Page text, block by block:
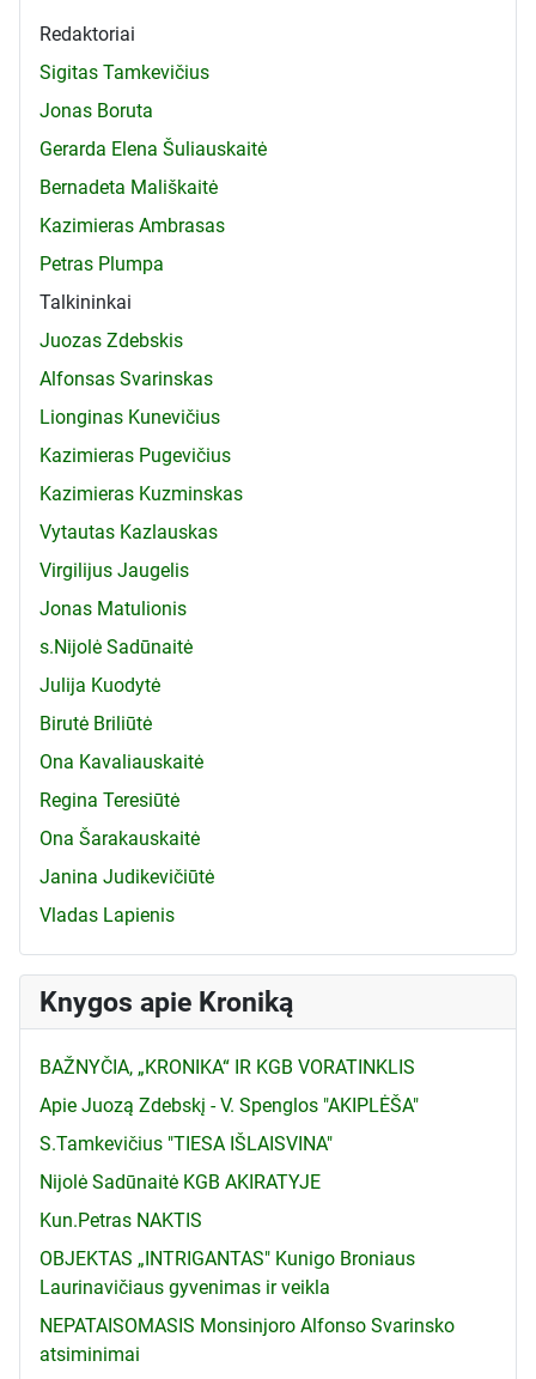
Redaktoriai
Sigitas Tamkevičius
Jonas Boruta
Gerarda Elena Šuliauskaitė
Bernadeta Mališkaitė
Kazimieras Ambrasas
Petras Plumpa
Talkininkai
Juozas Zdebskis
Alfonsas Svarinskas
Lionginas Kunevičius
Kazimieras Pugevičius
Kazimieras Kuzminskas
Vytautas Kazlauskas
Virgilijus Jaugelis
Jonas Matulionis
s.Nijolė Sadūnaitė
Julija Kuodytė
Birutė Briliūtė
Ona Kavaliauskaitė
Regina Teresiūtė
Ona Šarakauskaitė
Janina Judikevičiūtė
Vladas Lapienis
Knygos apie Kroniką
BAŽNYČIA, „KRONIKA“ IR KGB VORATINKLIS
Apie Juozą Zdebskį - V. Spenglos "AKIPLĖŠA"
S.Tamkevičius "TIESA IŠLAISVINA"
Nijolė Sadūnaitė KGB AKIRATYJE
Kun.Petras NAKTIS
OBJEKTAS „INTRIGANTAS" Kunigo Broniaus
Laurinavičiaus gyvenimas ir veikla
NEPATAISOMASIS Monsinjoro Alfonso Svarinsko
atsiminimai